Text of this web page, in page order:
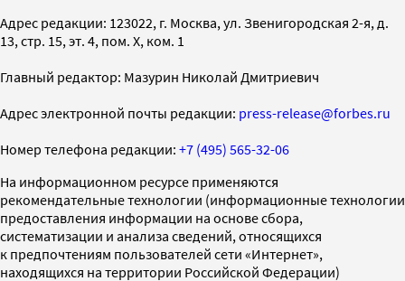
Адрес редакции: 123022, г. Москва, ул. Звенигородская 2-я, д.
13, стр. 15, эт. 4, пом. X, ком. 1
Главный редактор: Мазурин Николай Дмитриевич
Адрес электронной почты редакции: press-release@forbes.ru
Номер телефона редакции: +7 (495) 565-32-06
На информационном ресурсе применяются
рекомендательные технологии (информационные технологии
предоставления информации на основе сбора,
систематизации и анализа сведений, относящихся
к предпочтениям пользователей сети «Интернет»,
находящихся на территории Российской Федерации)